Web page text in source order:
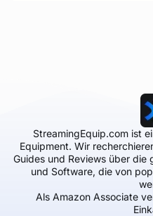
StreamingEquip.com ist
Equipment. Wir
Guides und Reviews über die
und Software, die von
Als Amazon Associate